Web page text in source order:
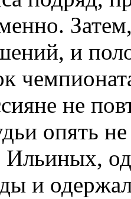
и
не
опять
Ильиных,
и